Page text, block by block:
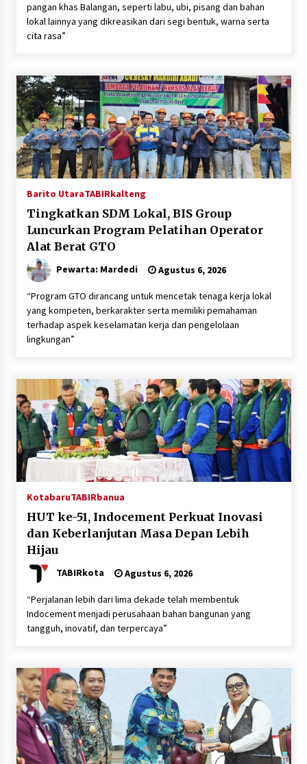
pangan khas Balangan, seperti labu, ubi, pisang dan bahan
lokal lainnya yang dikreasikan dari segi bentuk, warna serta
cita rasa”
Barito UtaraTABIRkalteng
Tingkatkan SDM Lokal, BIS Group
Luncurkan Program Pelatihan Operator
Alat Berat GTO
Pewarta: Mardedi Agustus 6, 2026
“Program GTO dirancang untuk mencetak tenaga kerja lokal
yang kompeten, berkarakter serta memiliki pemahaman
terhadap aspek keselamatan kerja dan pengelolaan
lingkungan”
KotabaruTABIRbanua
HUT ke-51, Indocement Perkuat Inovasi
dan Keberlanjutan Masa Depan Lebih
Hijau
TABIRkota Agustus 6, 2026
“Perjalanan lebih dari lima dekade telah membentuk
Indocement menjadi perusahaan bahan bangunan yang
tangguh, inovatif, dan terpercaya”